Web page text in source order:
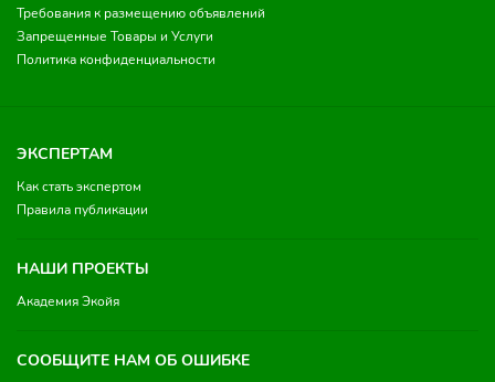
Требования к размещению объявлений
Запрещенные Товары и Услуги
Политика конфиденциальности
ЭКСПЕРТАМ
Как стать экспертом
Правила публикации
НАШИ ПРОЕКТЫ
Академия Экойя
СООБЩИТЕ НАМ ОБ ОШИБКЕ